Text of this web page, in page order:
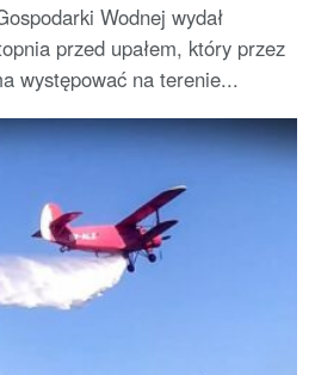
Wodnej wydał
przed upałem, który przez
występować na terenie...